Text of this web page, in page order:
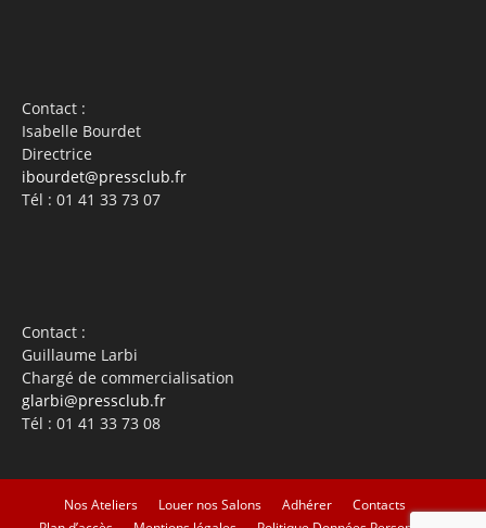
Contact :
Isabelle Bourdet
Directrice
ibourdet@pressclub.fr
Tél : 01 41 33 73 07
Contact :
Guillaume Larbi
Chargé de commercialisation
glarbi@pressclub.fr
Tél : 01 41 33 73 08
Nos Ateliers Louer nos Salons Adhérer
Contacts